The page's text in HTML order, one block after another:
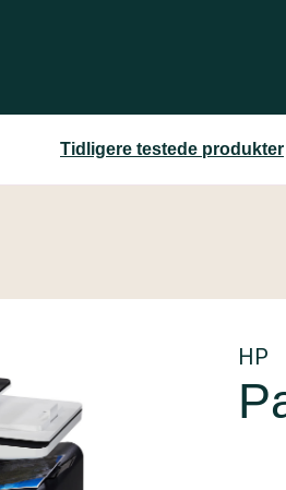
Tidligere testede produkter
HP